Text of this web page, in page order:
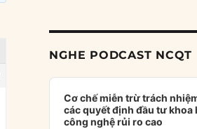
NGHE PODCAST NCQT
Audio
Player
Cơ chế miễn trừ trách
các quyết định đầu tư khoa
công nghệ rủi ro cao